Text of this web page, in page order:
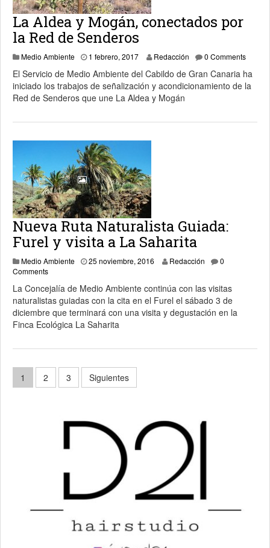
La Aldea y Mogán, conectados por
la Red de Senderos
Medio Ambiente 1 febrero, 20171 febrero, 2017
Redacción 0 Comments
El Servicio de Medio Ambiente del Cabildo de Gran Canaria ha
iniciado los trabajos de señalización y acondicionamiento de la
Red de Senderos que une La Aldea y Mogán
Nueva Ruta Naturalista Guiada:
Furel y visita a La Saharita
Medio Ambiente 25 noviembre, 2016 27 noviembre, 2016
Redacción
0
Comments
La Concejalía de Medio Ambiente continúa con las visitas
naturalistas guiadas con la cita en el Furel el sábado 3 de
diciembre que terminará con una visita y degustación en la
Finca Ecológica La Saharita
Paginación
entradas
1 2 3 Siguientes